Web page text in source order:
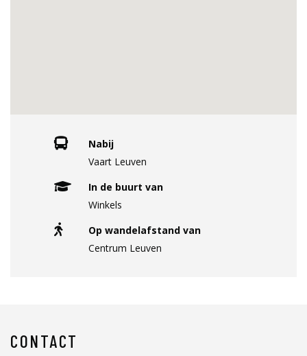
Nabij
Vaart Leuven
In de buurt van
Winkels
Op wandelafstand van
Centrum Leuven
CONTACT